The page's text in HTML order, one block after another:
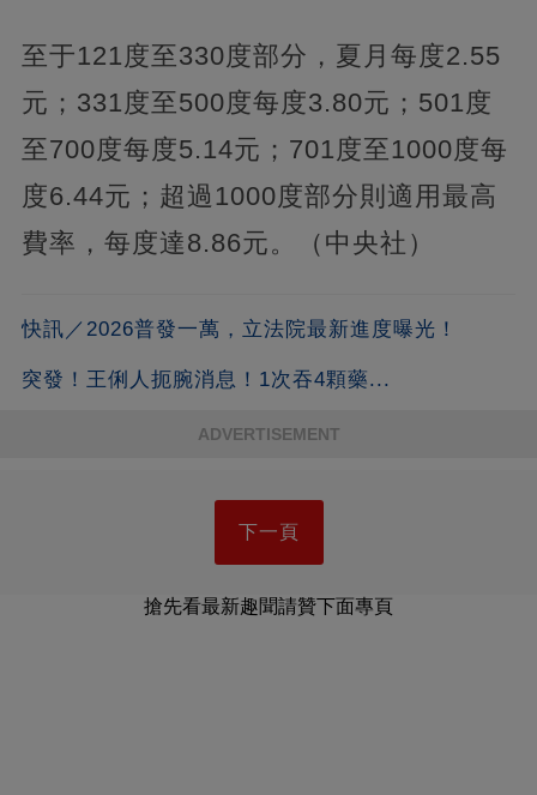
至于121度至330度部分，夏月每度2.55
元；331度至500度每度3.80元；501度
至700度每度5.14元；701度至1000度每
度6.44元；超過1000度部分則適用最高
費率，每度達8.86元。（中央社）
快訊／2026普發一萬，立法院最新進度曝光！
突發！王俐人扼腕消息！1次吞4顆藥...
ADVERTISEMENT
下一頁
搶先看最新趣聞請贊下面專頁